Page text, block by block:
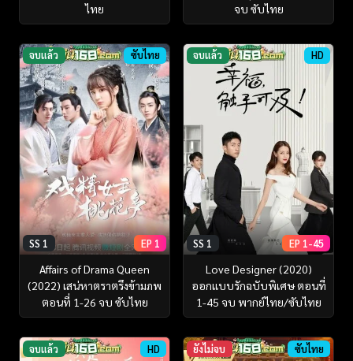
ไทย
จบ ซับไทย
จบแล้ว ซับไทย
SS 1 EP 1
Affairs of Drama Queen
(2022) เสน่หาตราตรึงข้ามภพ
ตอนที่ 1-26 จบ ซับไทย
จบแล้ว HD
SS 1 EP 1-45
Love Designer (2020)
ออกแบบรักฉบับพิเศษ ตอนที่
1-45 จบ พากย์ไทย/ซับไทย
จบแล้ว HD ยังไม่จบ ซับไทย